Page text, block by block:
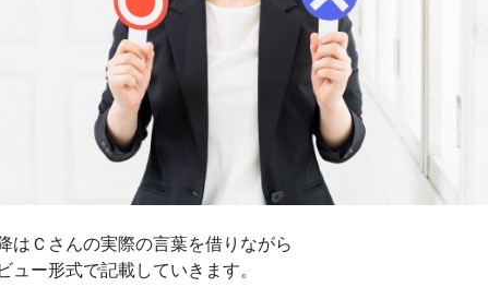
はＣさんの実際の言葉を借りながら
ュー形式で記載していきます。